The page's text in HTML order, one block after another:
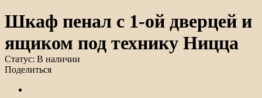
Шкаф пенал с 1-ой дверцей и
ящиком под технику Ницца
Статус: В наличии
Поделиться